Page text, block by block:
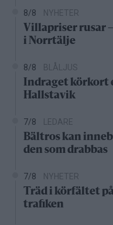
8/8 NYHETER
Villapriser rusar
i Norrtälje
8/8 BLÅLJUS
Indraget körkort
Hallstavik
7/8 LEDARE
Bältros kan
den som drabbas
7/8 NYHETER
Träd i körfältet
trafiken